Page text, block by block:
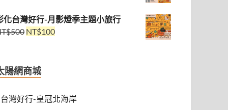
化台灣好行-月影燈季主題小旅行
500 NT$100
陽網商城
台灣好行-皇冠北海岸